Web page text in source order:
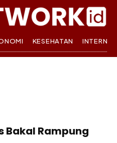
KESEHATAN
Bakal Rampung